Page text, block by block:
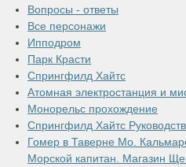
Вопросы - ответы
Все персонажи
Ипподром
Парк Красти
Спрингфилд Хайтс
Атомная электростанция и
Монорельс прохождение
Спрингфилд Хайтс
Гомер в Таверне Мо.
Морской капитан. Магазин